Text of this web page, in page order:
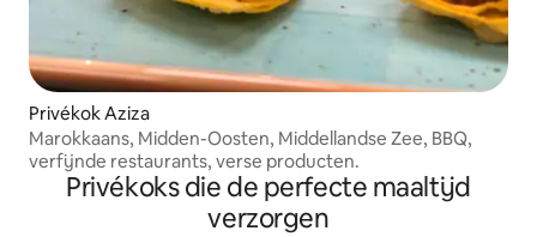
Privékok Aziza
Marokkaans, Midden-Oosten, Middellandse Zee, BBQ,
verfijnde restaurants, verse producten.
Privékoks die de perfecte maaltijd
verzorgen